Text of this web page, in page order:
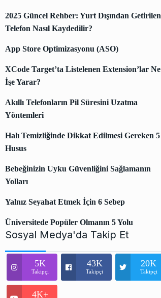
2025 Güncel Rehber: Yurt Dışından Getirilen
Telefon Nasıl Kaydedilir?
App Store Optimizasyonu (ASO)
XCode Target’ta Listelenen Extension’lar Ne
İşe Yarar?
Akıllı Telefonların Pil Süresini Uzatma
Yöntemleri
Halı Temizliğinde Dikkat Edilmesi Gereken 5
Husus
Bebeğinizin Uyku Güvenliğini Sağlamanın
Yolları
Yalnız Seyahat Etmek İçin 6 Sebep
Üniversitede Popüler Olmanın 5 Yolu
Sosyal Medya'da Takip Et
5K
Takipçi
43K
Takipçi
20K
Takipçi
4K+